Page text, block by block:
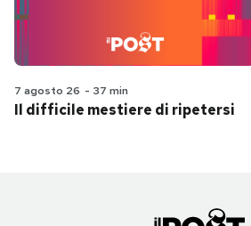
7 agosto 26 - 37 min
Il difficile mestiere di ripetersi